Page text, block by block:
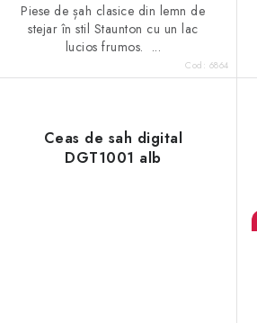
Piese de șah clasice din lemn de
stejar în stil Staunton cu un lac
lucios frumos. ...
Cod: 6864
Ceas de sah digital
DGT1001 alb